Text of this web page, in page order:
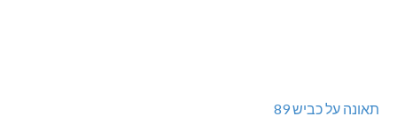
תאונה על כביש 89